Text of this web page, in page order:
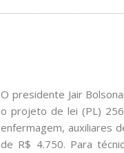
O presidente Jair
o projeto de lei (PL)
enfermagem, auxiliares
de R$ 4.750. Para